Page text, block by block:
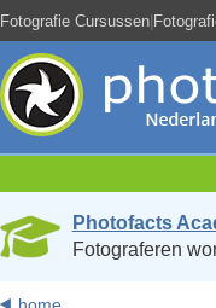
Fotografie Cursussen|
Photofacts
Fotograferen